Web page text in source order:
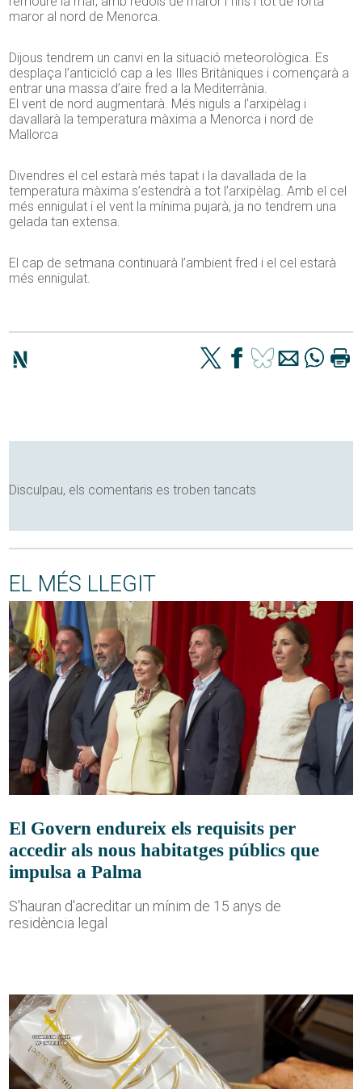
maror al nord de Menorca.
Dijous tendrem un canvi en la situació meteorològica. Es
desplaça l’anticicló cap a les Illes Britàniques i començarà a
entrar una massa d’aire fred a la Mediterrània.
El vent de nord augmentarà. Més niguls a l’arxipèlag i
davallarà la temperatura màxima a Menorca i nord de
Mallorca
Divendres el cel estarà més tapat i la davallada de la
temperatura màxima s’estendrà a tot l’arxipèlag. Amb el cel
més ennigulat i el vent la mínima pujarà, ja no tendrem una
gelada tan extensa.
El cap de setmana continuarà l’ambient fred i el cel estarà
més ennigulat.
Disculpau, els comentaris es troben tancats
EL MÉS LLEGIT
El Govern endureix els requisits per
accedir als nous habitatges públics que
impulsa a Palma
S'hauran d'acreditar un mínim de 15 anys de
residència legal